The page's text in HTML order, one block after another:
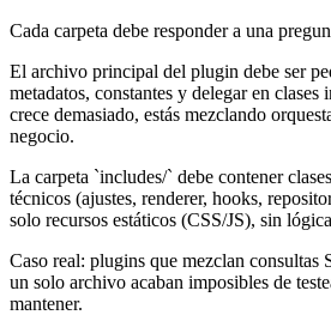
Cada carpeta debe responder a una
El archivo principal del plugin debe ser
metadatos, constantes y delegar en
crece demasiado, estás mezclando
negocio.
La carpeta `includes/` debe contener
técnicos (ajustes, renderer, hooks,
solo recursos estáticos (CSS/JS), sin
Caso real: plugins que mezclan
un solo archivo acaban imposibles de
mantener.